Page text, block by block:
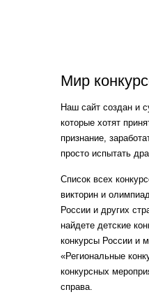
Мир
Наш сайт создан и
которые хотят
признание,
просто испытать
Список всех
викторин и
России и других
найдете детские
конкурсы России и
«Региональные
конкурсных
справа.